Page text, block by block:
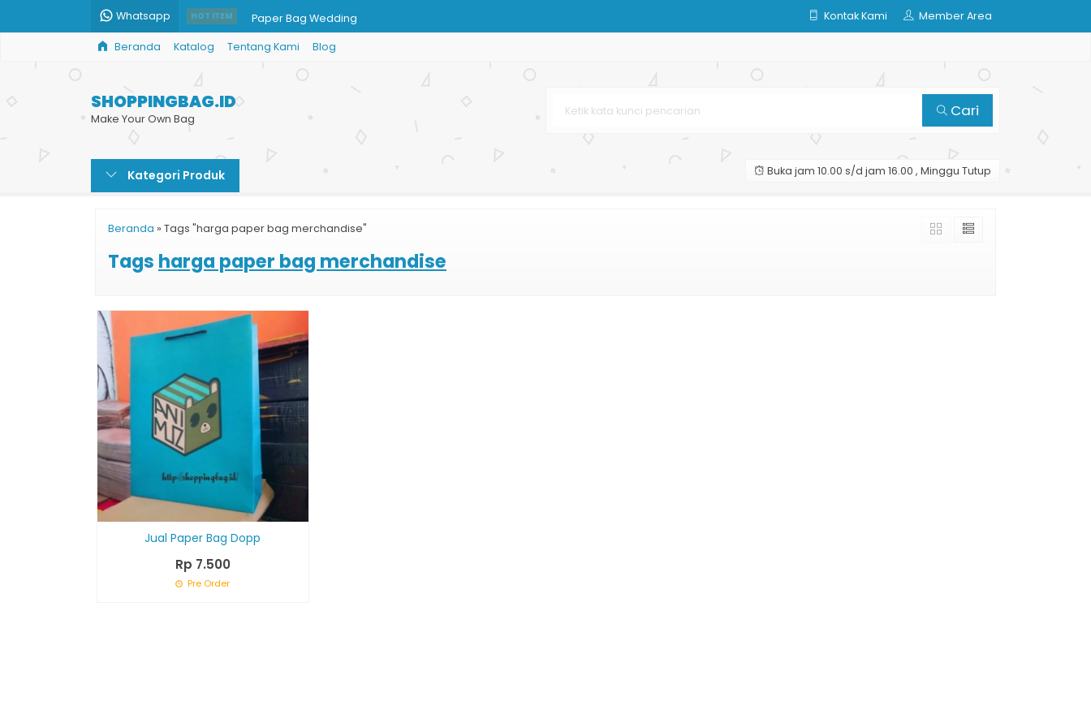
Whatsapp HOT ITEM Paper Bag Wedding
Goodie Bag Kertas
Tas Kertas Souvenir Pernikahan
Jual Paper Bag Terdekat
Kantong Kertas Coklat
Kontak Kami Member Area
Beranda Katalog Tentang Kami Blog
SHOPPINGBAG.ID
Make Your Own Bag Cari
Kategori Produk Buka jam 10.00 s/d jam 16.00 , Minggu Tutup
Beranda » Tags "harga paper bag merchandise"
Tags harga paper bag merchandise
Jual Paper Bag Dopp
Rp 7.500
Pre Order